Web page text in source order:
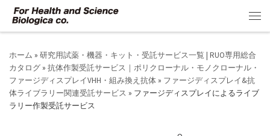
コンテンツへスキップ
ホーム » 研究用試薬・機器・キット・受託サービス一覧 | RUO専用総合
カタログ » 抗体作製受託サービス｜ポリクローナル・モノクローナル・
ファージディスプレイVHH・組み換え抗体 » ファージディスプレイ&抗
体ライブラリー関連受託サービス » ファージディスプレイによるライブ
ラリー作製受託サービス